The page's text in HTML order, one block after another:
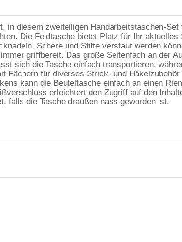
in diesem zweiteiligen Handarbeitstaschen-
Die Feldtasche bietet Platz für Ihr
Schere und Stifte verstaut werden
griffbereit. Das große Seitenfach an der
sich die Tasche einfach transportieren,
Fächern für diverses Strick- und
kann die Beuteltasche einfach an einen
erleichtert den Zugriff auf den
falls die Tasche draußen nass geworden ist.